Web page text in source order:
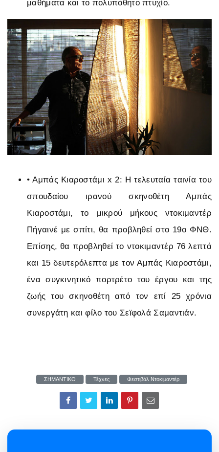
μαθήματα και το πολυπόθητο πτυχίο.
• Αμπάς Κιαροστάμι x 2: Η τελευταία ταινία του
σπουδαίου ιρανού σκηνοθέτη Αμπάς
Κιαροστάμι, το μικρού μήκους ντοκιμαντέρ
Πήγαινέ με σπίτι, θα προβληθεί στο 19ο ΦΝΘ.
Επίσης, θα προβληθεί το ντοκιμαντέρ 76 λεπτά
και 15 δευτερόλεπτα με τον Αμπάς Κιαροστάμι,
ένα συγκινητικό πορτρέτο του έργου και της
ζωής του σκηνοθέτη από τον επί 25 χρόνια
συνεργάτη και φίλο του Σεϊφολά Σαμαντιάν.
ΣΗΜΑΝΤΙΚΟ Τέχνες Φεστιβάλ Ντοκιμαντέρ